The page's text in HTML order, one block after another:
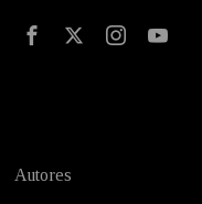
Autores